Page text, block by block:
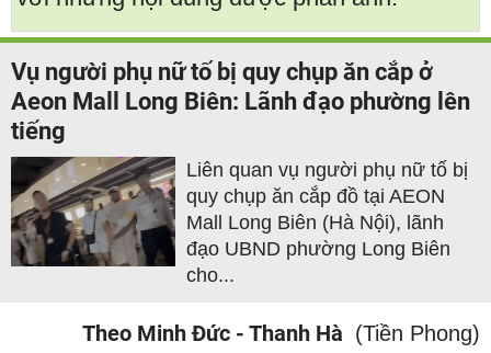
Vụ người phụ nữ tố bị quy chụp ăn cắp ở
Aeon Mall Long Biên: Lãnh đạo phường lên
tiếng
Liên quan vụ người phụ nữ tố bị
quy chụp ăn cắp đồ tại AEON
Mall Long Biên (Hà Nội), lãnh
đạo UBND phường Long Biên
cho...
Theo Minh Đức - Thanh Hà (Tiền Phong)